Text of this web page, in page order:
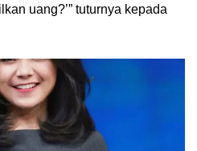
uang?’” tuturnya kepada